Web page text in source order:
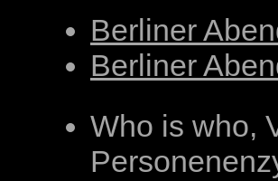
Berliner
Berliner
Who is who,